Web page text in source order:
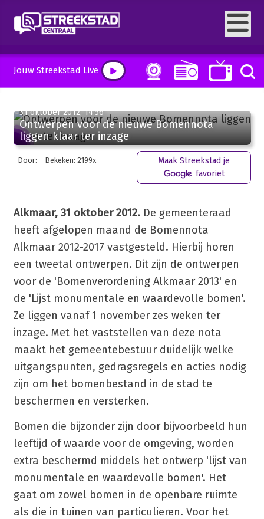
Jouw Streekstad Live
31 oktober 2012, 14:56
Ontwerpen voor de nieuwe Bomennota
liggen klaar ter inzage
Door: Bekeken: 2199x
Maak Streekstad je
favoriet
Alkmaar, 31 oktober 2012.De gemeenteraad
heeft afgelopen maand de Bomennota
Alkmaar 2012-2017 vastgesteld. Hierbij horen
een tweetal ontwerpen. Dit zijn de ontwerpen
voor de 'Bomenverordening Alkmaar 2013' en
de 'Lijst monumentale en waardevolle bomen'.
Ze liggen vanaf 1 november zes weken ter
inzage. Met het vaststellen van deze nota
maakt het gemeentebestuur duidelijk welke
uitgangspunten, gedragsregels en acties nodig
zijn om het bomenbestand in de stad te
beschermen en versterken.
Bomen die bijzonder zijn door bijvoorbeeld hun
leeftijd of waarde voor de omgeving, worden
extra beschermd middels het ontwerp 'lijst van
monumentale en waardevolle bomen'. Het
gaat om zowel bomen in de openbare ruimte
als die in tuinen van particulieren. Voor het